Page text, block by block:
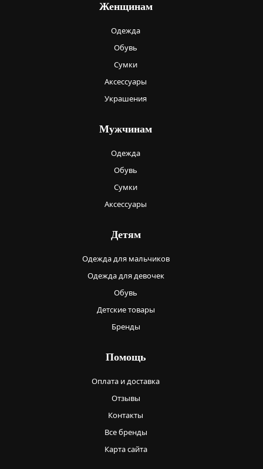
Женщинам
Одежда
Обувь
Сумки
Аксессуары
Украшения
Мужчинам
Одежда
Обувь
Сумки
Аксессуары
Детям
Одежда для мальчиков
Одежда для девочек
Обувь
Детские товары
Бренды
Помощь
Оплата и доставка
Отзывы
Контакты
Все бренды
Карта сайта